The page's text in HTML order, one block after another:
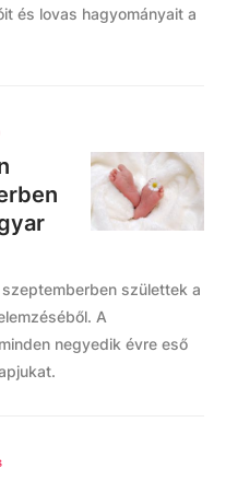
és lovas hagyományait a
születtek a
A
negyedik évre eső